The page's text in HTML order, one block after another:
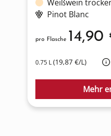
Weißwein
Pinot Blanc
0.75 L(19,87 €/L)
pro Flasche 14,90
Mehr